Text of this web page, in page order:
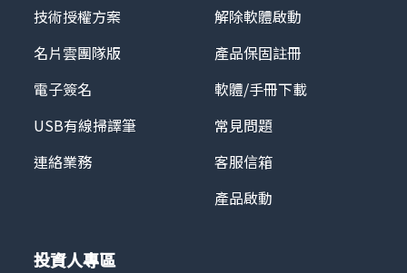
https://www.asteroom.com/zh-tw/
技術授權方案
名片雲團隊版
電子簽名
USB有線掃譯筆
連絡業務
解除軟體啟動
產品保固註冊
軟體/手冊下載
常見問題
客服信箱
產品啟動
投資人專區